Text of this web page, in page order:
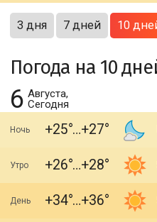
3 дня 7 дней 10
Погода на 10
6 Августа,
Сегодня
Ночь +25 +27
Утро +26 +28
День +34 +36